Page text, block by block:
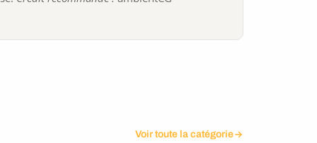
Voir toute la catégorie